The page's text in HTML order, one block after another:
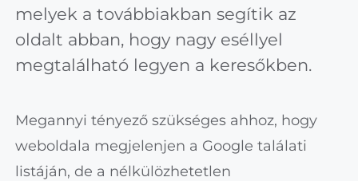
melyek a továbbiakban segítik az
oldalt abban, hogy nagy eséllyel
megtalálható legyen a keresőkben.
Megannyi tényező szükséges ahhoz, hogy
weboldala megjelenjen a Google találati
listáján, de a nélkülözhetetlen